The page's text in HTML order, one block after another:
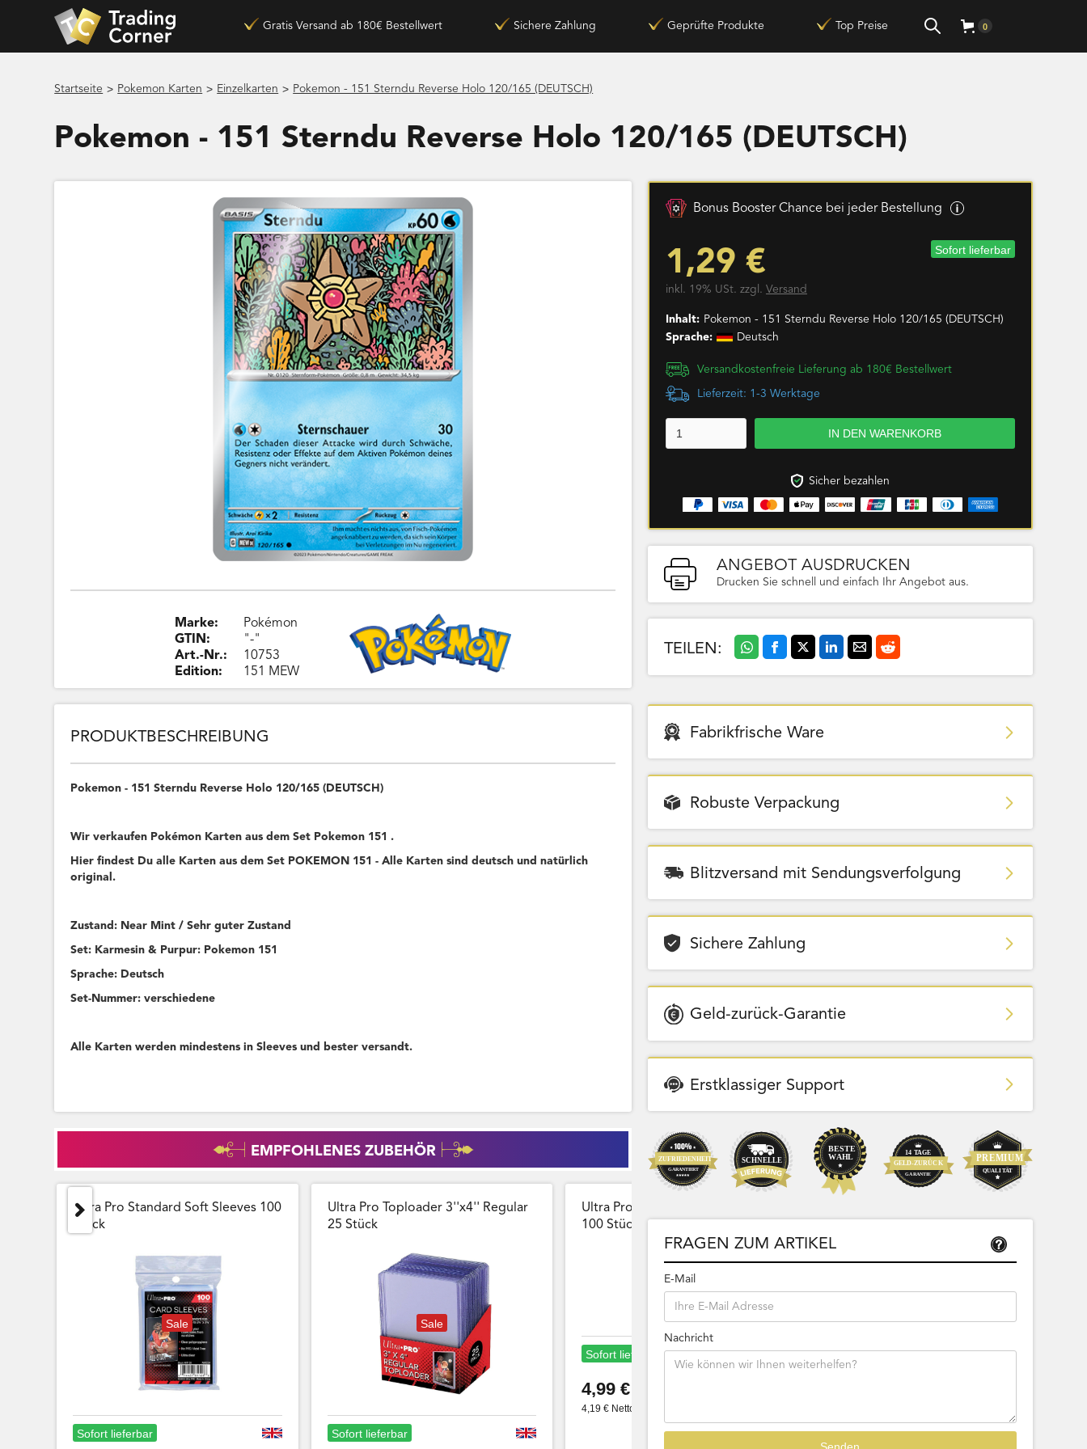
Gratis Versand ab 180€ Bestellwert Sichere Zahlung Geprüfte Produkte Top Preise 0
Startseite > Pokemon Karten > Einzelkarten > Pokemon - 151 Sterndu Reverse Holo 120/165 (DEUTSCH)
Pokemon - 151 Sterndu Reverse Holo 120/165 (DEUTSCH)
Marke:
GTIN:
Art.-Nr.:
Edition:
Pokémon
"-"
10753
151 MEW
Bonus Booster Chance bei jeder Bestellung
1,29 € Sofort lieferbar
inkl. 19% USt. zzgl. Versand
Inhalt: Pokemon - 151 Sterndu Reverse Holo 120/165 (DEUTSCH)
Sprache:
Deutsch
Versandkostenfreie Lieferung ab 180€ Bestellwert
Lieferzeit: 1-3 Werktage
Sicher bezahlen
ANGEBOT AUSDRUCKEN
Drucken Sie schnell und einfach Ihr Angebot aus.
TEILEN:
PRODUKTBESCHREIBUNG
Pokemon - 151 Sterndu Reverse Holo 120/165 (DEUTSCH)
Wir verkaufen Pokémon Karten aus dem Set Pokemon 151 .
Hier findest Du alle Karten aus dem Set POKEMON 151 - Alle Karten sind deutsch und natürlich
original.
Zustand: Near Mint / Sehr guter Zustand
Set: Karmesin & Purpur: Pokemon 151
Sprache: Deutsch
Set-Nummer: verschiedene
Alle Karten werden mindestens in Sleeves und bester versandt.
EMPFOHLENES ZUBEHÖR
Ultra Pro Standard Soft Sleeves 100
Stück
Sale
Sofort lieferbar
Ultra Pro Toploader 3''x4'' Regular
25 Stück
Sale
Sofort lieferbar
Ultra Pro Card Sleeves Team Bags
100 Stück Wiederverschließbar
Sofort lieferbar
4,99 €
4,19 € Netto
Bestseller
Sofort lieferbar
Fabrikfrische Ware
Robuste Verpackung
Blitzversand mit Sendungsverfolgung
Sichere Zahlung
Geld-zurück-Garantie
Erstklassiger Support
FRAGEN ZUM ARTIKEL
E-Mail
Nachricht